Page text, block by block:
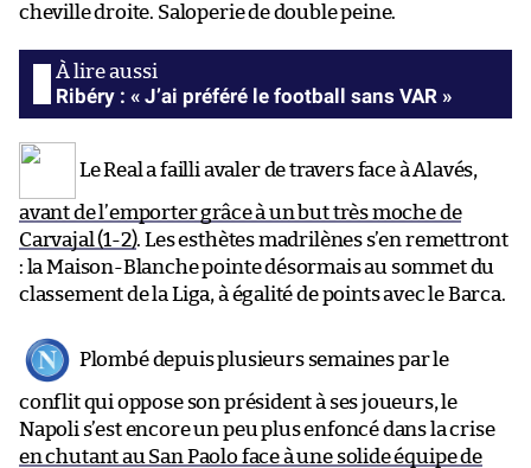
cheville droite. Saloperie de double peine.
Ribéry : « J’ai préféré le football sans VAR »
Le Real a failli avaler de travers face à Alavés,
avant de l’emporter grâce à un but très moche de
Carvajal (1-2). Les esthètes madrilènes s’en remettront
: la Maison-Blanche pointe désormais au sommet du
classement de la Liga, à égalité de points avec le Barca.
Plombé depuis plusieurs semaines par le
conflit qui oppose son président à ses joueurs, le
Napoli s’est encore un peu plus enfoncé dans la crise
en chutant au San Paolo face à une solide équipe de